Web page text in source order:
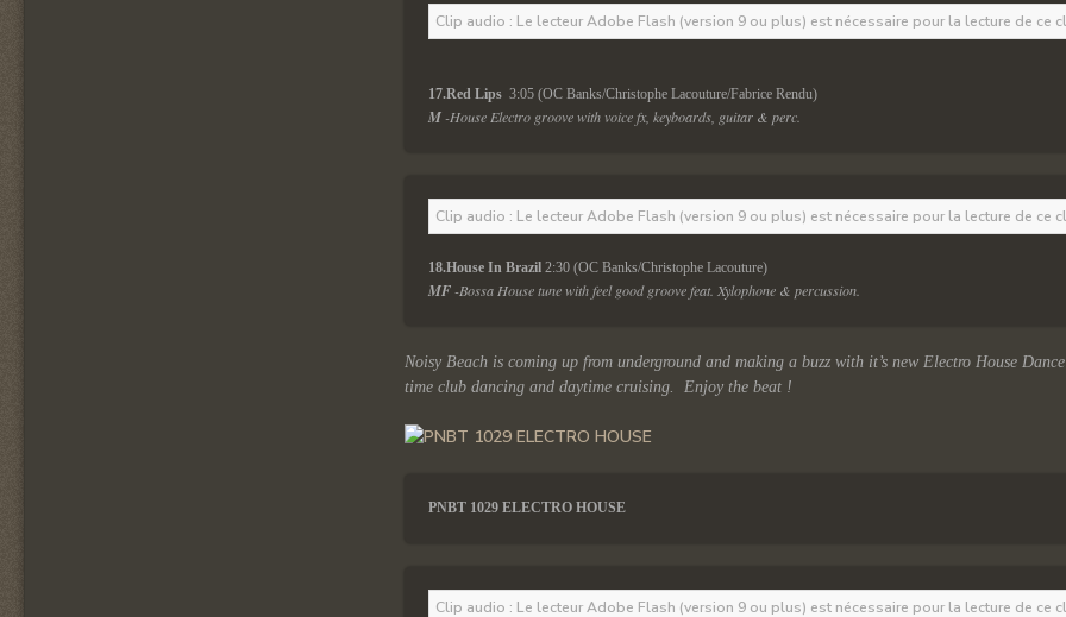
Clip audio : Le lecteur Adobe Flash (version 9 ou plus) est nécessaire pour la lecture de ce
17.Red Lips 3:05 (OC Banks/Christophe Lacouture/Fabrice Rendu)
M -House Electro groove with voice fx, keyboards, guitar & perc.
Clip audio : Le lecteur Adobe Flash (version 9 ou plus) est nécessaire pour la lecture de ce
18.House In Brazil 2:30 (OC Banks/Christophe Lacouture)
MF -Bossa House tune with feel good groove feat. Xylophone & percussion.
Noisy Beach is coming up from underground and making a buzz with it’s new Electro House
time club dancing and daytime cruising. Enjoy the beat !
PNBT 1029 ELECTRO HOUSE
Clip audio : Le lecteur Adobe Flash (version 9 ou plus) est nécessaire pour la lecture de ce